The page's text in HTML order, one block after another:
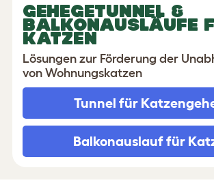
GEHEGETUNNEL &
BALKONAUSLÄUFE
KATZEN
Lösungen zur Förderung der
von Wohnungskatzen
Tunnel für
Balkonauslauf für